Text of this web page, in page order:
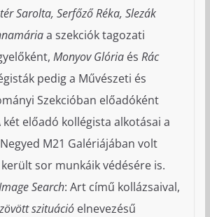
Sarolta, Serfőző Réka, Slezák
a szekciók tagozati
Monyov Glóriaés Rác
pedig a Művészeti és
Szekcióban előadóként
előadó kollégista alkotásai a
M21 Galériájában volt
sor munkáik védésére is.
Search: Art című kollázsaival,
szituációelnevezésű